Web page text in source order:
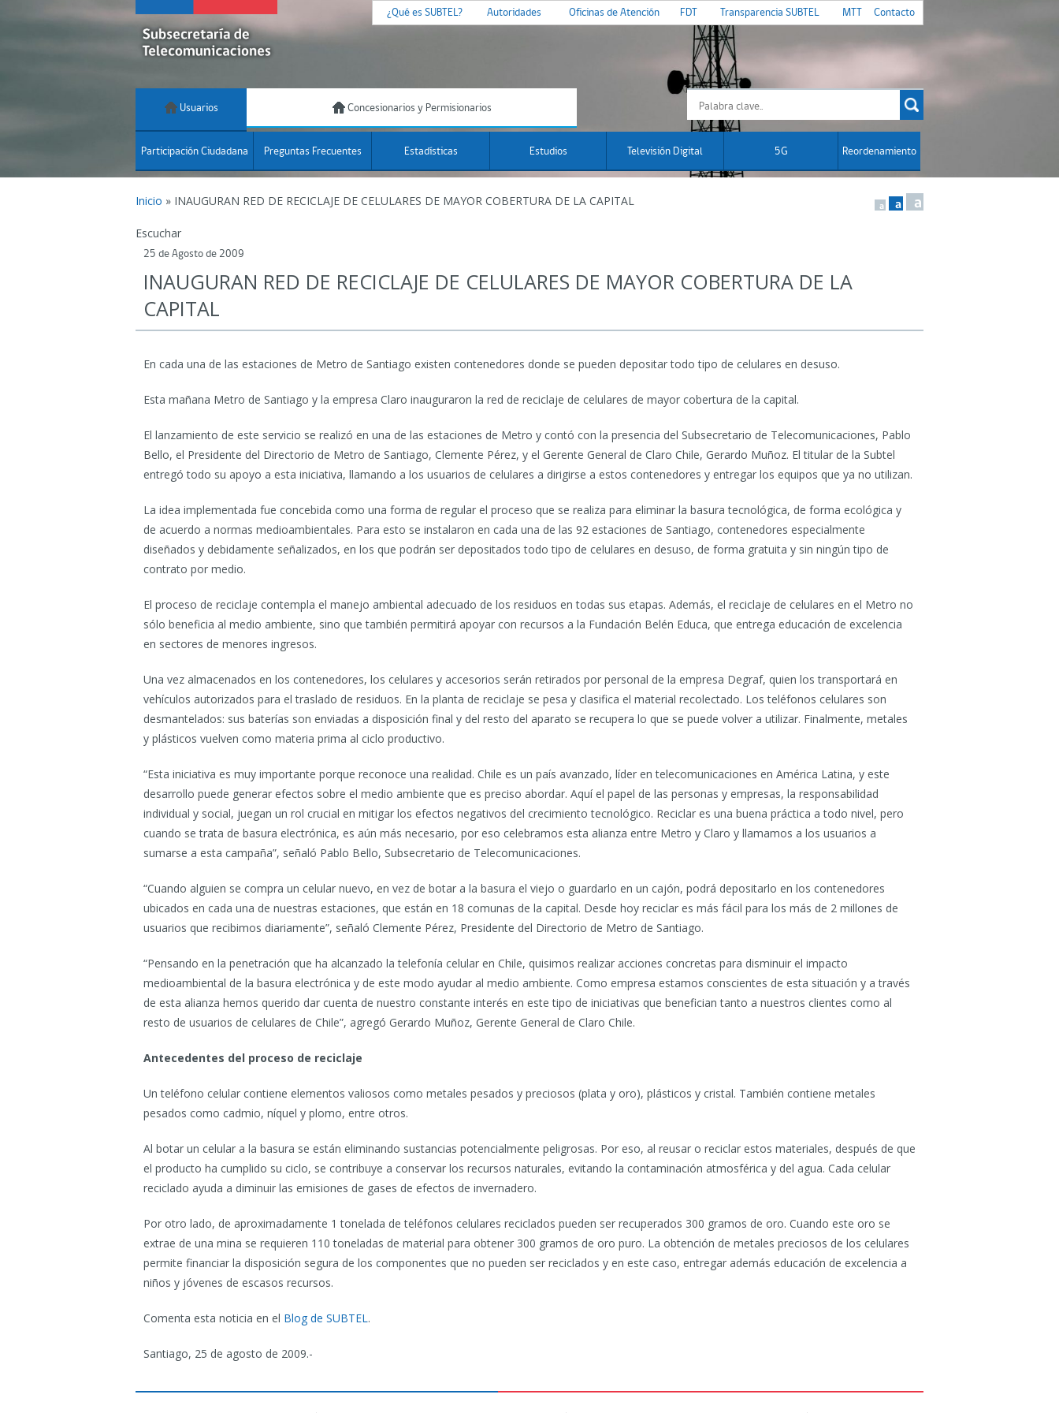
¿Qué es SUBTEL? Autoridades Oficinas de Atención FDT Transparencia SUBTEL MTT Contacto
Usuarios Concesionarios y Permisionarios
Participación Ciudadana Preguntas Frecuentes Estadísticas Estudios Televisión Digital 5G Reordenamiento
Inicio » INAUGURAN RED DE RECICLAJE DE CELULARES DE MAYOR COBERTURA DE LA CAPITAL a a a
Escuchar
25 de Agosto de 2009
INAUGURAN RED DE RECICLAJE DE CELULARES DE MAYOR COBERTURA DE LA
CAPITAL
En cada una de las estaciones de Metro de Santiago existen contenedores donde se pueden depositar todo tipo de celulares en desuso.
Esta mañana Metro de Santiago y la empresa Claro inauguraron la red de reciclaje de celulares de mayor cobertura de la capital.
El lanzamiento de este servicio se realizó en una de las estaciones de Metro y contó con la presencia del Subsecretario de Telecomunicaciones, Pablo
Bello, el Presidente del Directorio de Metro de Santiago, Clemente Pérez, y el Gerente General de Claro Chile, Gerardo Muñoz. El titular de la Subtel
entregó todo su apoyo a esta iniciativa, llamando a los usuarios de celulares a dirigirse a estos contenedores y entregar los equipos que ya no utilizan.
La idea implementada fue concebida como una forma de regular el proceso que se realiza para eliminar la basura tecnológica, de forma ecológica y
de acuerdo a normas medioambientales. Para esto se instalaron en cada una de las 92 estaciones de Santiago, contenedores especialmente
diseñados y debidamente señalizados, en los que podrán ser depositados todo tipo de celulares en desuso, de forma gratuita y sin ningún tipo de
contrato por medio.
El proceso de reciclaje contempla el manejo ambiental adecuado de los residuos en todas sus etapas. Además, el reciclaje de celulares en el Metro no
sólo beneficia al medio ambiente, sino que también permitirá apoyar con recursos a la Fundación Belén Educa, que entrega educación de excelencia
en sectores de menores ingresos.
Una vez almacenados en los contenedores, los celulares y accesorios serán retirados por personal de la empresa Degraf, quien los transportará en
vehículos autorizados para el traslado de residuos. En la planta de reciclaje se pesa y clasifica el material recolectado. Los teléfonos celulares son
desmantelados: sus baterías son enviadas a disposición final y del resto del aparato se recupera lo que se puede volver a utilizar. Finalmente, metales
y plásticos vuelven como materia prima al ciclo productivo.
“Esta iniciativa es muy importante porque reconoce una realidad. Chile es un país avanzado, líder en telecomunicaciones en América Latina, y este
desarrollo puede generar efectos sobre el medio ambiente que es preciso abordar. Aquí el papel de las personas y empresas, la responsabilidad
individual y social, juegan un rol crucial en mitigar los efectos negativos del crecimiento tecnológico. Reciclar es una buena práctica a todo nivel, pero
cuando se trata de basura electrónica, es aún más necesario, por eso celebramos esta alianza entre Metro y Claro y llamamos a los usuarios a
sumarse a esta campaña”, señaló Pablo Bello, Subsecretario de Telecomunicaciones.
“Cuando alguien se compra un celular nuevo, en vez de botar a la basura el viejo o guardarlo en un cajón, podrá depositarlo en los contenedores
ubicados en cada una de nuestras estaciones, que están en 18 comunas de la capital. Desde hoy reciclar es más fácil para los más de 2 millones de
usuarios que recibimos diariamente”, señaló Clemente Pérez, Presidente del Directorio de Metro de Santiago.
“Pensando en la penetración que ha alcanzado la telefonía celular en Chile, quisimos realizar acciones concretas para disminuir el impacto
medioambiental de la basura electrónica y de este modo ayudar al medio ambiente. Como empresa estamos conscientes de esta situación y a través
de esta alianza hemos querido dar cuenta de nuestro constante interés en este tipo de iniciativas que benefician tanto a nuestros clientes como al
resto de usuarios de celulares de Chile”, agregó Gerardo Muñoz, Gerente General de Claro Chile.
Antecedentes del proceso de reciclaje
Un teléfono celular contiene elementos valiosos como metales pesados y preciosos (plata y oro), plásticos y cristal. También contiene metales
pesados como cadmio, níquel y plomo, entre otros.
Al botar un celular a la basura se están eliminando sustancias potencialmente peligrosas. Por eso, al reusar o reciclar estos materiales, después de que
el producto ha cumplido su ciclo, se contribuye a conservar los recursos naturales, evitando la contaminación atmosférica y del agua. Cada celular
reciclado ayuda a diminuir las emisiones de gases de efectos de invernadero.
Por otro lado, de aproximadamente 1 tonelada de teléfonos celulares reciclados pueden ser recuperados 300 gramos de oro. Cuando este oro se
extrae de una mina se requieren 110 toneladas de material para obtener 300 gramos de oro puro. La obtención de metales preciosos de los celulares
permite financiar la disposición segura de los componentes que no pueden ser reciclados y en este caso, entregar además educación de excelencia a
niños y jóvenes de escasos recursos.
Comenta esta noticia en el Blog de SUBTEL.
Santiago, 25 de agosto de 2009.-